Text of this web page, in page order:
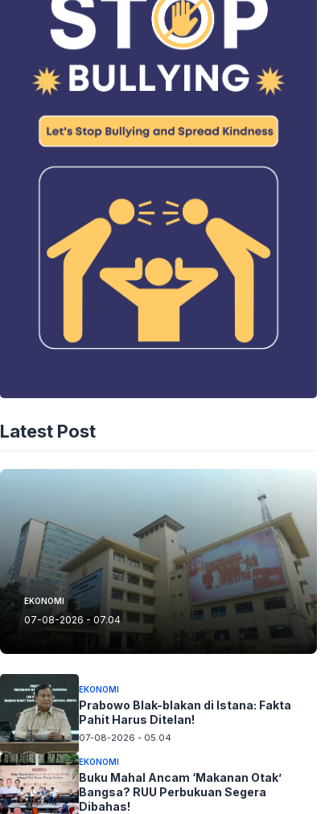
Latest Post
EKONOMI
07-08-2026 - 07.04
EKONOMI
Prabowo Blak-blakan di Istana: Fakta
Pahit Harus Ditelan!
07-08-2026 - 05.04
EKONOMI
Buku Mahal Ancam ‘Makanan Otak’
Bangsa? RUU Perbukuan Segera
Dibahas!